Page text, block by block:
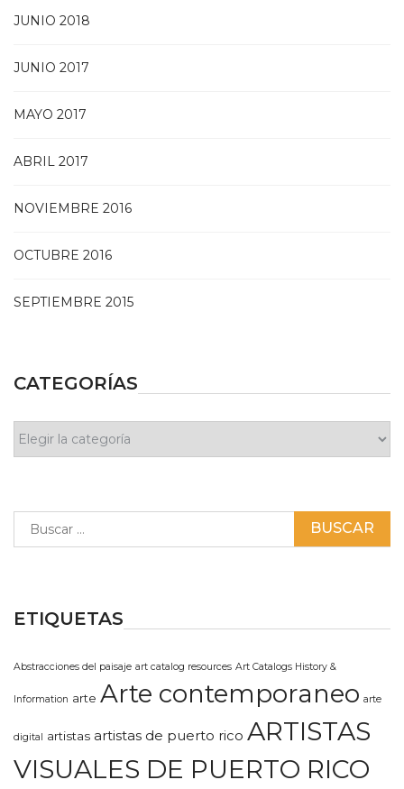
JUNIO 2018
JUNIO 2017
MAYO 2017
ABRIL 2017
NOVIEMBRE 2016
OCTUBRE 2016
SEPTIEMBRE 2015
CATEGORÍAS
ETIQUETAS
Abstracciones del paisaje art catalog resources Art Catalogs History &
Information arte Arte contemporaneo arte
digital artistas artistas de puerto rico ARTISTAS
VISUALES DE PUERTO RICO